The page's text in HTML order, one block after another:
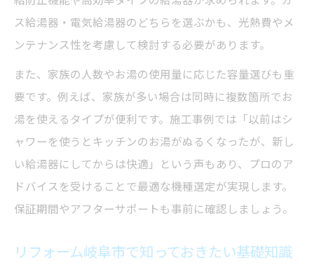
水回りリフォーム後のメンテナンス体制と
は
リフォーム岐阜市で信頼できる業者の特徴
トラブルを防ぐための水回りリフォーム実
例
長持ちする水回りリフォームのコツを紹介
ス給湯器・電気給湯器のどちらを選ぶかも、光熱費やメ
ンテナンス性を考慮して検討する必要があります。
また、家族の人数やお湯の使用量に応じた容量選びも重
要です。例えば、家族が多い場合は同時に複数箇所でお
湯を使えるタイプが便利です。施工事例では「以前はシ
ャワーを使うとキッチンのお湯がぬるくなったが、新し
い給湯器にしてからは快適」という声もあり、プロのア
ドバイスを受けることで最適な機種選定が実現します。
保証期間やアフターサポートも事前に確認しましょう。
リフォーム岐阜市で知っておきたい基礎知識